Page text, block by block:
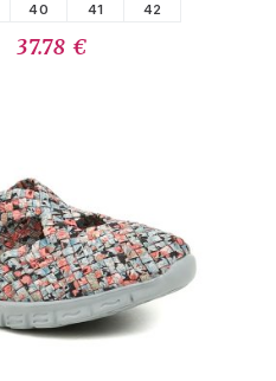
40 41 42
37.78 €